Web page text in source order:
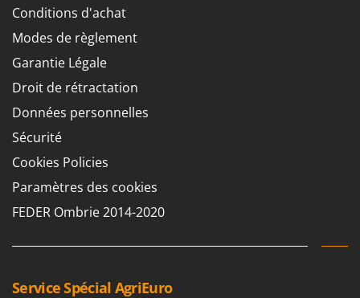
Conditions d'achat
Modes de règlement
Garantie Légale
Droit de rétractation
Données personnelles
Sécurité
Cookies Policies
Paramètres des cookies
FEDER Ombrie 2014-2020
Service Spécial AgriEuro